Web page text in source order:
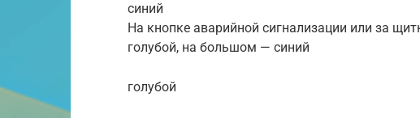
синий
На кнопке аварийной сигнализации или за
голубой, на большом — синий
голубой